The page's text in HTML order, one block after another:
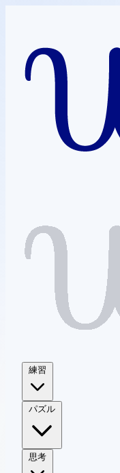
練習
パズル
思考